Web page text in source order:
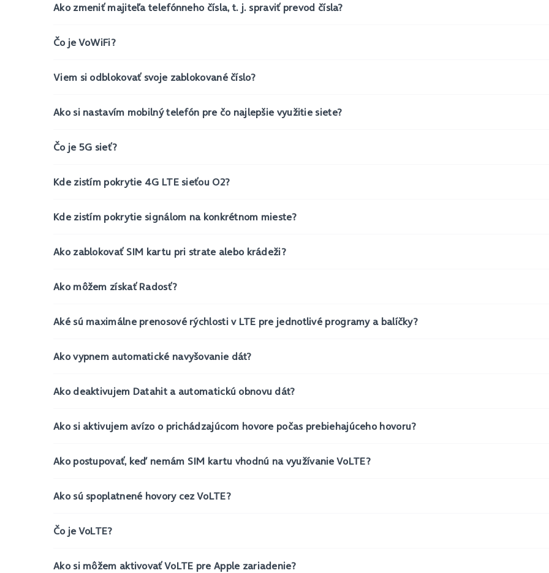
Ako zmeniť majiteľa telefónneho čísla, t. j. spraviť prevod čísla?
Čo je VoWiFi?
Viem si odblokovať svoje zablokované číslo?
Ako si nastavím mobilný telefón pre čo najlepšie využitie siete?
Čo je 5G sieť?
Kde zistím pokrytie 4G LTE sieťou O2?
Kde zistím pokrytie signálom na konkrétnom mieste?
Ako zablokovať SIM kartu pri strate alebo krádeži?
Ako môžem získať Radosť?
Aké sú maximálne prenosové rýchlosti v LTE pre jednotlivé programy a balíčky?
Ako vypnem automatické navyšovanie dát?
Ako deaktivujem Datahit a automatickú obnovu dát?
Ako si aktivujem avízo o prichádzajúcom hovore počas prebiehajúceho hovoru?
Ako postupovať, keď nemám SIM kartu vhodnú na využívanie VoLTE?
Ako sú spoplatnené hovory cez VoLTE?
Čo je VoLTE?
Ako si môžem aktivovať VoLTE pre Apple zariadenie?